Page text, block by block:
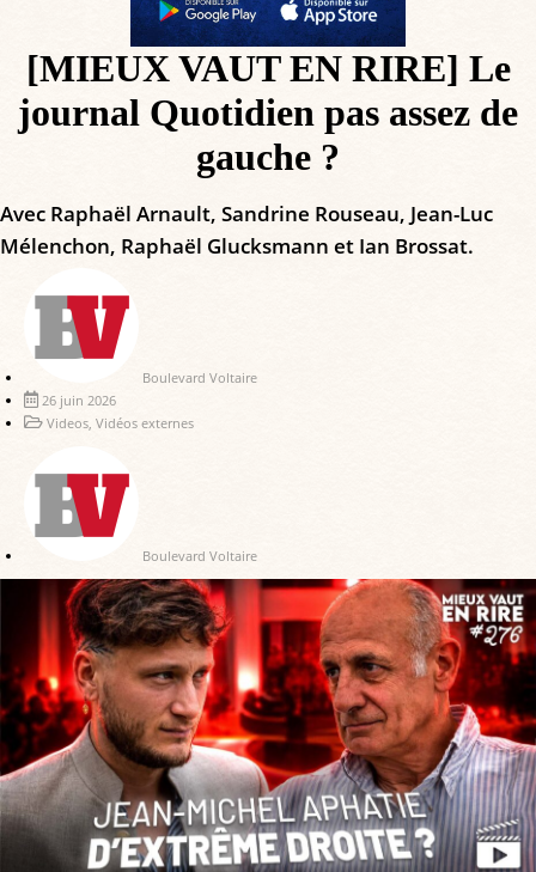
[MIEUX VAUT EN RIRE] Le
journal Quotidien pas assez de
gauche ?
Avec Raphaël Arnault, Sandrine Rouseau, Jean-Luc
Mélenchon, Raphaël Glucksmann et Ian Brossat.
Boulevard Voltaire
26 juin 2026
Videos, Vidéos externes
Boulevard Voltaire